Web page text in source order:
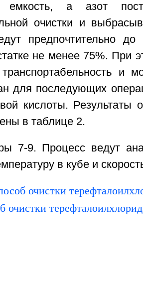
емкость, а азот
очистки и
предпочтительно
не менее 75%. При
транспортабельность и
для последующих
кислоты. Результаты
в таблице 2.
7-9. Процесс ведут
в кубе и